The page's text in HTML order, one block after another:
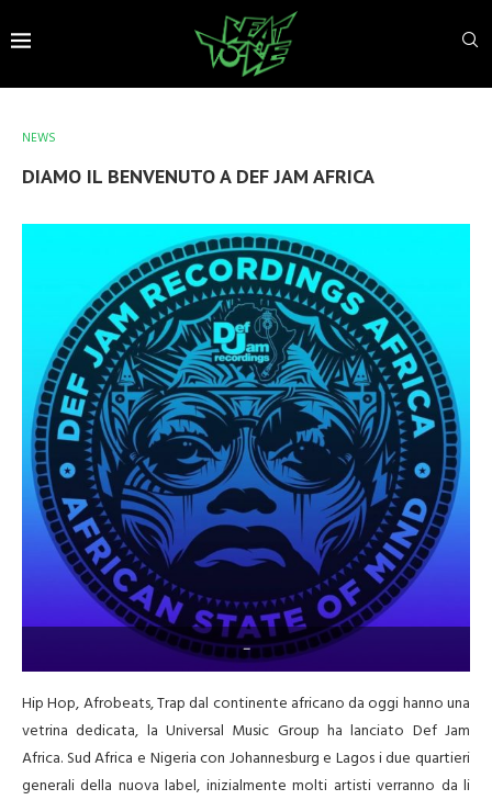
NEWS
DIAMO IL BENVENUTO A DEF JAM AFRICA
–
Hip Hop, Afrobeats, Trap dal continente africano da oggi hanno una
vetrina dedicata, la Universal Music Group ha lanciato Def Jam
Africa. Sud Africa e Nigeria con Johannesburg e Lagos i due quartieri
generali della nuova label, inizialmente molti artisti verranno da li